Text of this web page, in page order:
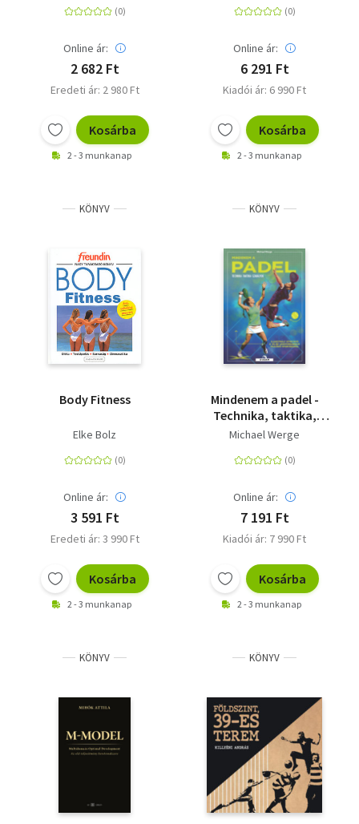
Online ár:
2 682 Ft
Eredeti ár: 2 980 Ft
Kosárba
2 - 3 munkanap
Online ár:
6 291 Ft
Kiadói ár: 6 990 Ft
Kosárba
2 - 3 munkanap
KÖNYV
Body Fitness
Elke Bolz
Online ár:
3 591 Ft
Eredeti ár: 3 990 Ft
Kosárba
2 - 3 munkanap
KÖNYV
Mindenem a padel -
Technika, taktika,
szabályok
Michael Werge
Online ár:
7 191 Ft
Kiadói ár: 7 990 Ft
Kosárba
2 - 3 munkanap
KÖNYV KÖNYV